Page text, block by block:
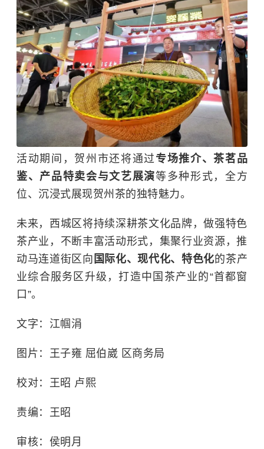
活动期间，贺州市还将通过专场推介、茶茗品
鉴、产品特卖会与文艺展演等多种形式，全方
位、沉浸式展现贺州茶的独特魅力。
未来，西城区将持续深耕茶文化品牌，做强特色
茶产业，不断丰富活动形式，集聚行业资源，推
动马连道街区向 国际化、现代化、特色化的茶产
业综合服务区升级，打造中国茶产业的“首都窗
口”。
文字：江帼涓
图片：王子雍 屈伯崴 区商务局
校对：王昭 卢熙
责编：王昭
审核：侯明月